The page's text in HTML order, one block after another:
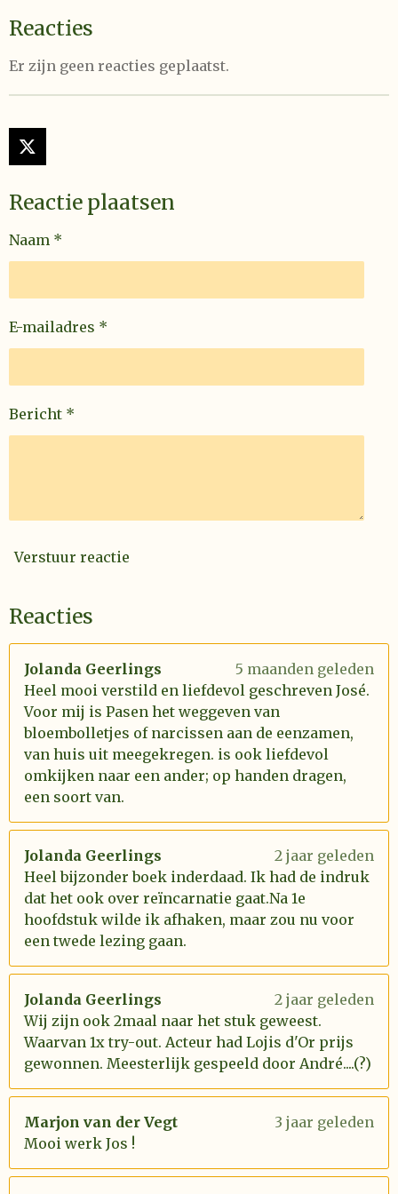
Reacties
Er zijn geen reacties geplaatst.
X
Reactie plaatsen
Naam *
E-mailadres *
Bericht *
Verstuur reactie
Reacties
Jolanda Geerlings
5 maanden geleden
Heel mooi verstild en liefdevol geschreven José.
Voor mij is Pasen het weggeven van
bloembolletjes of narcissen aan de eenzamen,
van huis uit meegekregen. is ook liefdevol
omkijken naar een ander; op handen dragen,
een soort van.
Jolanda Geerlings
2 jaar geleden
Heel bijzonder boek inderdaad. Ik had de indruk
dat het ook over reïncarnatie gaat.Na 1e
hoofdstuk wilde ik afhaken, maar zou nu voor
een twede lezing gaan.
Jolanda Geerlings
2 jaar geleden
Wij zijn ook 2maal naar het stuk geweest.
Waarvan 1x try-out. Acteur had Lojis d'Or prijs
gewonnen. Meesterlijk gespeeld door André....(?)
Marjon van der Vegt
3 jaar geleden
Mooi werk Jos !